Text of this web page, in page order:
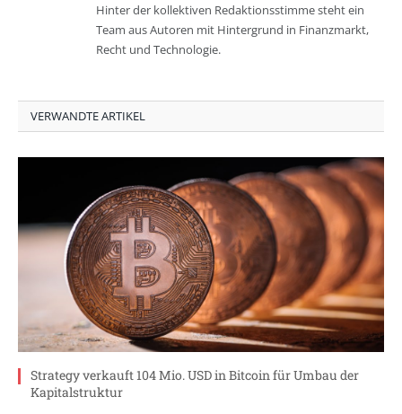
Hinter der kollektiven Redaktionsstimme steht ein
Team aus Autoren mit Hintergrund in Finanzmarkt,
Recht und Technologie.
VERWANDTE ARTIKEL
Strategy verkauft 104 Mio. USD in Bitcoin für Umbau der
Kapitalstruktur